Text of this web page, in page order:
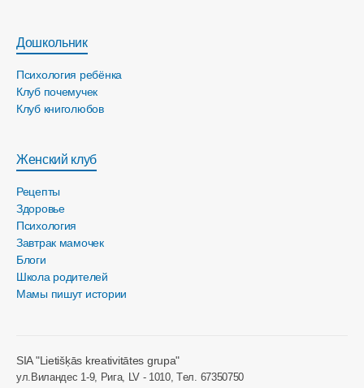
Дошкольник
Психология ребёнка
Клуб почемучек
Клуб книголюбов
Женский клуб
Рецепты
Здоровье
Психология
Завтрак мамочек
Блоги
Школа родителей
Мамы пишут истории
SIA "Lietišķās kreativitātes grupa"
ул.Виландес 1-9, Рига, LV - 1010, Tел. 67350750